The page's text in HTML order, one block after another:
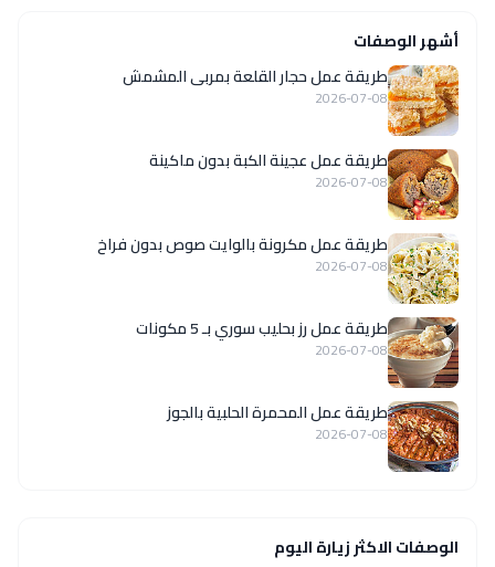
أشهر الوصفات
طريقة عمل حجار القلعة بمربى المشمش
2026-07-08
طريقة عمل عجينة الكبة بدون ماكينة
2026-07-08
طريقة عمل مكرونة بالوايت صوص بدون فراخ
2026-07-08
طريقة عمل رز بحليب سوري بـ 5 مكونات
2026-07-08
طريقة عمل المحمرة الحلبية بالجوز
2026-07-08
الوصفات الاكثر زيارة اليوم